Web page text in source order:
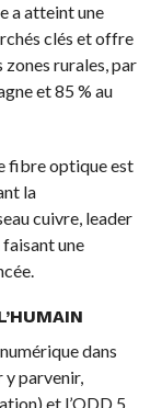
a atteint une
clés et offre
rurales, par
et 85 % au
fibre optique est
la
cuivre, leader
une
dans
y parvenir,
et l’ODD 5